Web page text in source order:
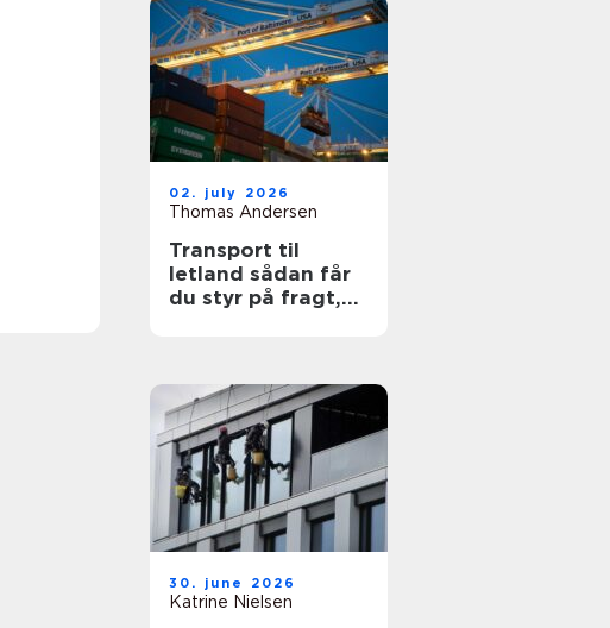
02. july 2026
Thomas Andersen
Transport til
letland sådan får
du styr på fragt,
30. june 2026
Katrine Nielsen